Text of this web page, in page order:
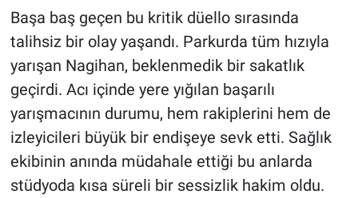
Başa baş geçen bu kritik düello sırasında
talihsiz bir olay yaşandı. Parkurda tüm hızıyla
yarışan Nagihan, beklenmedik bir sakatlık
geçirdi. Acı içinde yere yığılan başarılı
yarışmacının durumu, hem rakiplerini hem de
izleyicileri büyük bir endişeye sevk etti. Sağlık
ekibinin anında müdahale ettiği bu anlarda
stüdyoda kısa süreli bir sessizlik hakim oldu.